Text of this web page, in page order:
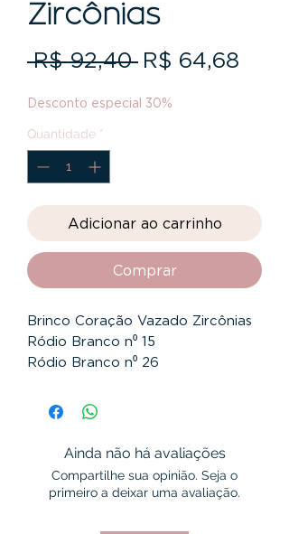
Zircônias
R$ 92,40 Preço
R$ 64,68
Desconto especial 30%
Quantidade *
Adicionar ao carrinho
Comprar
Brinco Coração Vazado Zircônias
Ródio Branco n⁰ 15
Ródio Branco n⁰ 26
Dourado n⁰ 20
Dourado n⁰ 20
Ainda não há avaliações
Compartilhe sua opinião. Seja o
primeiro a deixar uma avaliação.